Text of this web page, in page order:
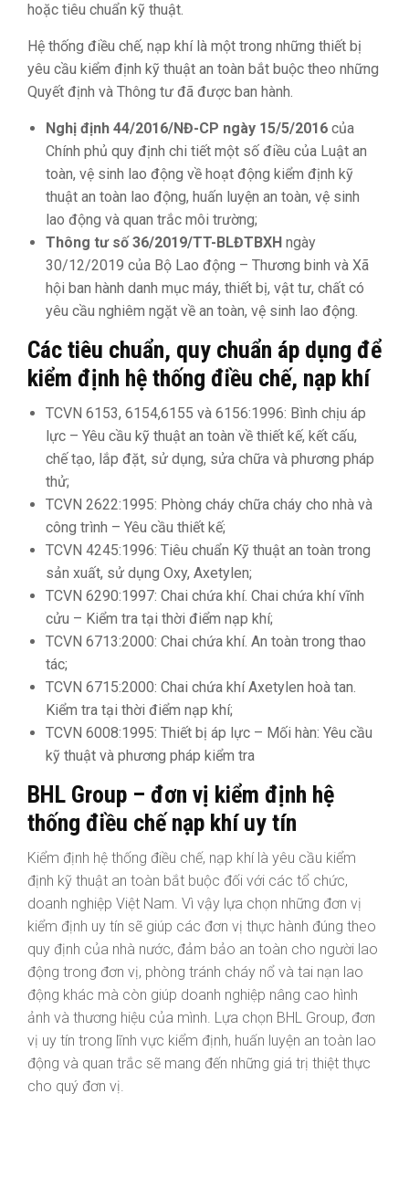
hoặc tiêu chuẩn kỹ thuật.
Hệ thống điều chế, nạp khí là một trong những thiết bị
yêu cầu kiểm định kỹ thuật an toàn bắt buộc theo những
Quyết định và Thông tư đã được ban hành.
Nghị định 44/2016/NĐ-CP ngày 15/5/2016 của
Chính phủ quy định chi tiết một số điều của Luật an
toàn, vệ sinh lao động về hoạt động kiểm định kỹ
thuật an toàn lao động, huấn luyện an toàn, vệ sinh
lao động và quan trắc môi trường;
Thông tư số 36/2019/TT-BLĐTBXH ngày
30/12/2019 của Bộ Lao động – Thương binh và Xã
hội ban hành danh mục máy, thiết bị, vật tư, chất có
yêu cầu nghiêm ngặt về an toàn, vệ sinh lao động.
Các tiêu chuẩn, quy chuẩn áp dụng để
kiểm định hệ thống điều chế, nạp khí
TCVN 6153, 6154,6155 và 6156:1996: Bình chịu áp
lực – Yêu cầu kỹ thuật an toàn về thiết kế, kết cấu,
chế tạo, lắp đặt, sử dụng, sửa chữa và phương pháp
thử;
TCVN 2622:1995: Phòng cháy chữa cháy cho nhà và
công trình – Yêu cầu thiết kế;
TCVN 4245:1996: Tiêu chuẩn Kỹ thuật an toàn trong
sản xuất, sử dụng Oxy, Axetylen;
TCVN 6290:1997: Chai chứa khí. Chai chứa khí vĩnh
cửu – Kiểm tra tại thời điểm nạp khí;
TCVN 6713:2000: Chai chứa khí. An toàn trong thao
tác;
TCVN 6715:2000: Chai chứa khí Axetylen hoà tan.
Kiểm tra tại thời điểm nạp khí;
TCVN 6008:1995: Thiết bị áp lực – Mối hàn: Yêu cầu
kỹ thuật và phương pháp kiểm tra
BHL Group – đơn vị kiểm định hệ
thống điều chế nạp khí uy tín
Kiểm định hệ thống điều chế, nạp khí là yêu cầu kiểm
định kỹ thuật an toàn bắt buộc đối với các tổ chức,
doanh nghiệp Việt Nam. Vì vậy lựa chọn những đơn vị
kiểm định uy tín sẽ giúp các đơn vị thực hành đúng theo
quy định của nhà nước, đảm bảo an toàn cho người lao
động trong đơn vị, phòng tránh cháy nổ và tai nạn lao
động khác mà còn giúp doanh nghiệp nâng cao hình
ảnh và thương hiệu của mình. Lựa chọn BHL Group, đơn
vị uy tín trong lĩnh vực kiểm định, huấn luyện an toàn lao
động và quan trắc sẽ mang đến những giá trị thiệt thực
cho quý đơn vị.